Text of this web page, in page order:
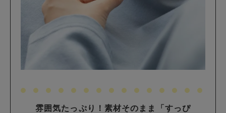
雰囲気たっぷり！素材そのまま「すっぴ